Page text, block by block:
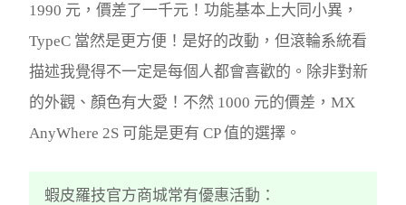
1990 元，價差了一千元！功能基本上大同小異，
TypeC 當然是更方便！是好的改動，但滾輪系統看
描述我覺得不一定是每個人都會喜歡的。除非對新
的外觀、顏色有大愛！不然 1000 元的價差，MX
AnyWhere 2S 可能是更有 CP 值的選擇。
蝦皮羅技官方商城常有優惠活動：